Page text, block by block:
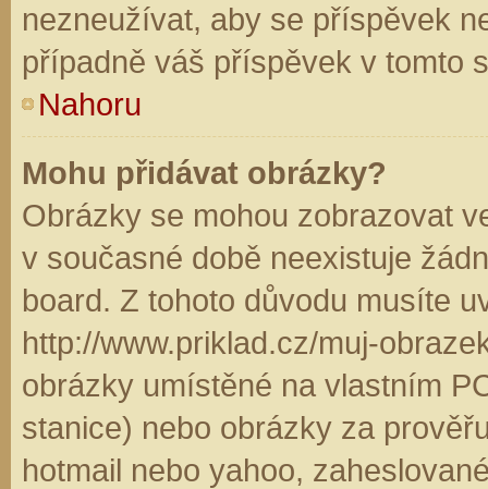
nezneužívat, aby se příspěvek
případně váš příspěvek v tomto
Nahoru
Mohu přidávat obrázky?
Obrázky se mohou zobrazovat
v současné době neexistuje
board. Z tohoto důvodu musíte
http://www.priklad.cz/muj-
obrázky umístěné na vlastním
stanice) nebo obrázky za
hotmail nebo yahoo,